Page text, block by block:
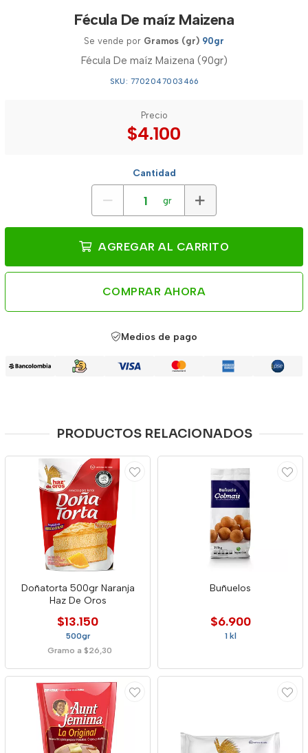
Fécula De maíz Maizena
Se vende por Gramos (gr) 90gr
Fécula De maíz Maizena (90gr)
SKU: 7702047003466
Precio
$4.100
Cantidad
gr
AGREGAR AL CARRITO
COMPRAR AHORA
Medios de pago
PRODUCTOS RELACIONADOS
Doñatorta 500gr Naranja
Haz De Oros
$13.150
500gr
Gramo a $26,30
Buñuelos
$6.900
1 kl